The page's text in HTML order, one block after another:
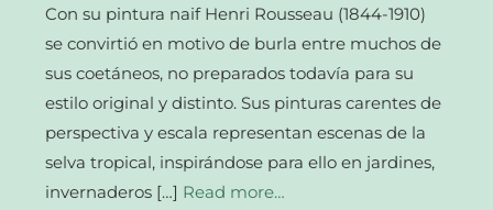
Con su pintura naif Henri Rousseau (1844-1910)
se convirtió en motivo de burla entre muchos de
sus coetáneos, no preparados todavía para su
estilo original y distinto. Sus pinturas carentes de
perspectiva y escala representan escenas de la
selva tropical, inspirándose para ello en jardines,
invernaderos […] Read more…